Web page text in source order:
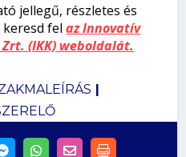
jellegű, részletes és
keresd felaz Innovatív
(IKK) weboldalát.
|